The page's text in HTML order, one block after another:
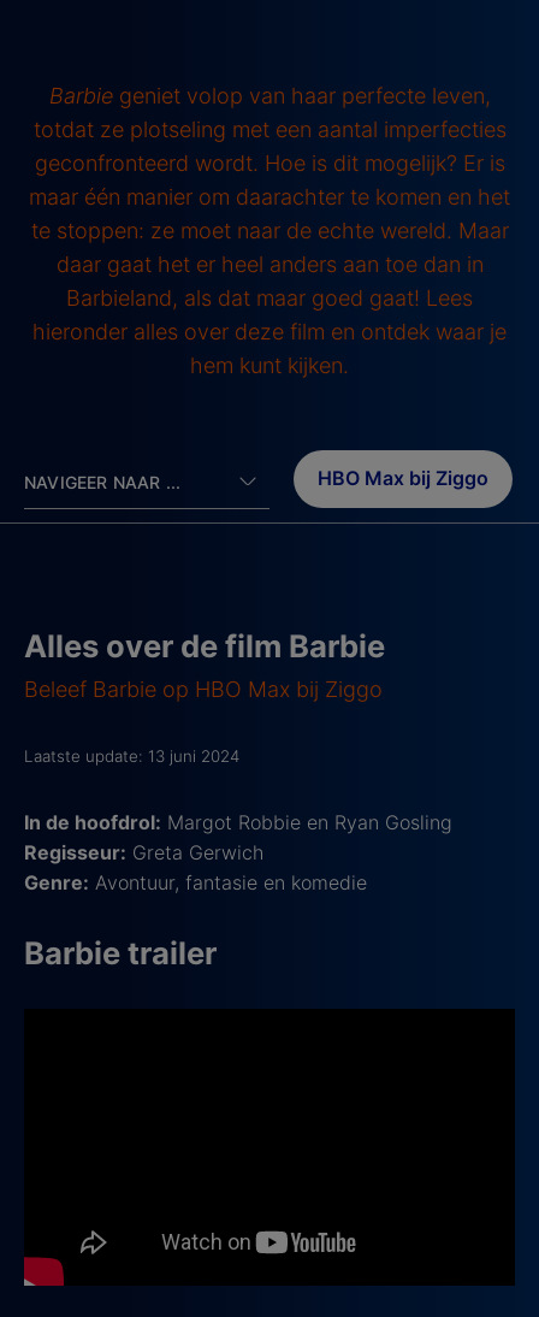
Barbiegeniet volop van haar perfecte leven,
totdat ze plotseling met een aantal imperfecties
geconfronteerd wordt. Hoe is dit mogelijk? Er is
maar één manier om daarachter te komen en het
te stoppen: ze moet naar de echte wereld. Maar
daar gaat het er heel anders aan toe dan in
Barbieland, als dat maar goed gaat! Lees
hieronder alles over deze film en ontdek waar je
hem kunt kijken.
NAVIGEER NAAR ... HBO Max bij Ziggo
Alles over de film Barbie
Beleef Barbie op HBO Max bij Ziggo
Laatste update: 13 juni 2024
In de hoofdrol: Margot Robbie en Ryan Gosling
Regisseur: Greta Gerwich
Genre: Avontuur, fantasie en komedie
Barbie trailer